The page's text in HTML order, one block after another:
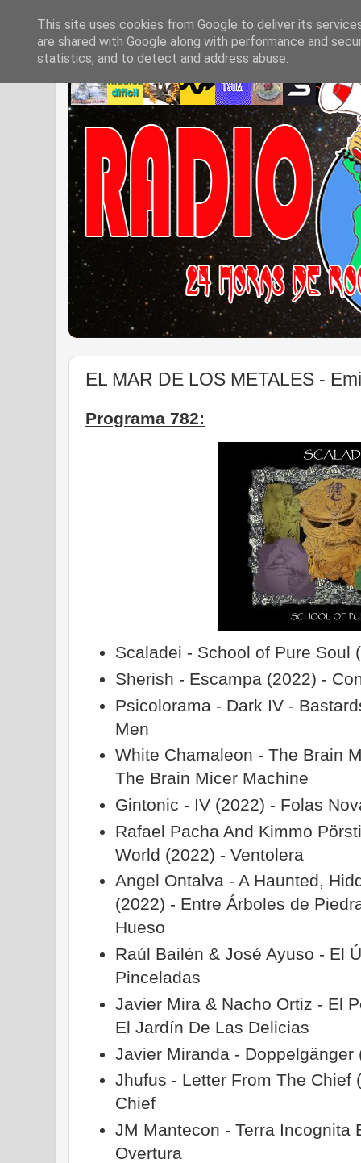
EL MAR DE LOS METALES -
Programa 782:
Scaladei - School of Pure Soul
Sherish - Escampa (2022) -
Psicolorama - Dark IV -
Men
White Chamaleon - The Brain
The Brain Micer Machine
Gintonic - IV (2022) - Folas
Rafael Pacha And Kimmo
World (2022) - Ventolera
Angel Ontalva - A Haunted,
(2022) - Entre Árboles de
Hueso
Raúl Bailén & José Ayuso - El
Pinceladas
Javier Mira & Nacho Ortiz - El
El Jardín De Las Delicias
Javier Miranda -
Jhufus - Letter From The Chief
Chief
JM Mantecon - Terra Incognita
Overtura
This site uses cookies from Google to deliver its
are shared with Google along with performance and
statistics, and to detect and address abuse.